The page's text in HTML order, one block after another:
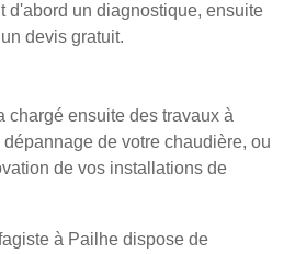
d'abord un diagnostique, ensuite
devis gratuit.
chargé ensuite des travaux à
de votre chaudière, ou
de vos installations de
à Pailhe dispose de